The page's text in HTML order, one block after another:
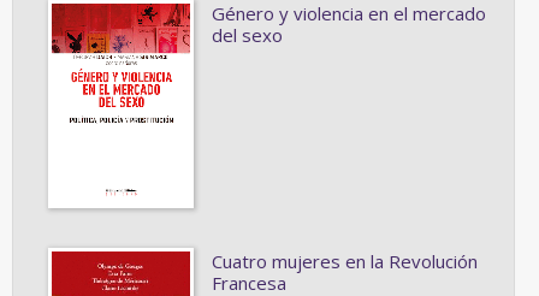
Género y violencia en el mercado
del sexo
Cuatro mujeres en la Revolución
Francesa